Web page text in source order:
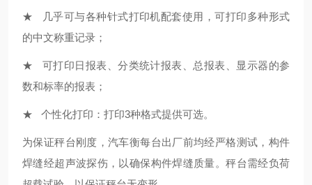
★ 几乎可与各种针式打印机配套使用，可打印多种形式
的中文称重记录；
★ 可打印日报表、分类统计报表、总报表、显示器的参
数和标率的报表；
★ 个性化打印：打印3种格式提供可选。
为保证秤台刚度，汽车衡每台出厂前均经严格测试，构件
焊缝经超声波探伤，以确保构件焊缝质量。秤台需经负荷